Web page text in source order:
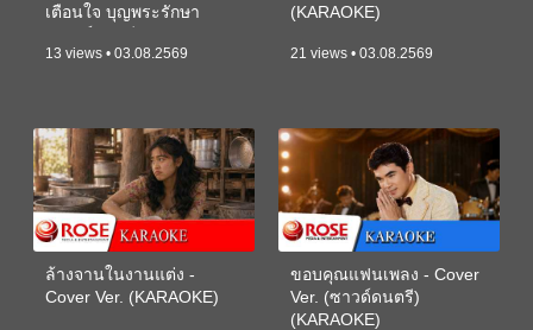
เตือนใจ บุญพระรักษา
13 views • 03.08.2569
(KARAOKE)
21 views • 03.08.2569
ล้างจานในงานแต่ง -
Cover Ver. (KARAOKE)
ขอบคุณแฟนเพลง - Cover
Ver. (ซาวด์ดนตรี)
(KARAOKE)